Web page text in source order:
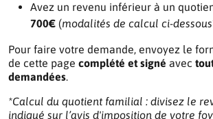
Avez un revenu inférieur à un
700€ (modalités de calcul ci-dessous
Pour faire votre demande, envoyez le
de cette page complété et signé avec
demandées.
*Calcul du quotient familial : divisez le
indiqué sur l’avis d'imposition de votre